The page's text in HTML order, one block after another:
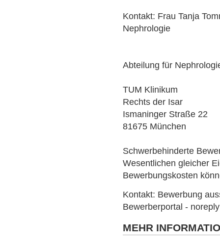
Kontakt: Frau Tanja
Nephrologie
Abteilung für
TUM Klinikum
Rechts der Isar
Ismaninger Straße 22
81675 München
Schwerbehinderte
Wesentlichen gleicher
Bewerbungskosten
Kontakt: Bewerbung
Bewerberportal -
MEHR